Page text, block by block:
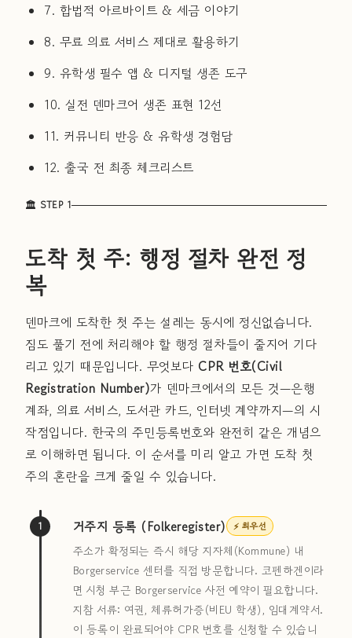
7. 합법적 아르바이트 & 세금 이야기
8. 무료 의료 서비스 제대로 활용하기
9. 유학생 필수 앱 & 디지털 생존 도구
10. 실전 덴마크어 생존 표현 12선
11. 커뮤니티 반응 & 유학생 경험담
12. 출국 전 최종 체크리스트
🏛 STEP 1
도착 첫 주: 행정 절차 완전 정
복
덴마크에 도착한 첫 주는 설레는 동시에 정신없습니다.
짐도 풀기 전에 처리해야 할 행정 절차들이 줄지어 기다
리고 있기 때문입니다. 무엇보다 CPR 번호(Civil
Registration Number)가 덴마크에서의 모든 것—은행
계좌, 의료 서비스, 도서관 카드, 인터넷 계약까지—의 시
작점입니다. 한국의 주민등록번호와 완전히 같은 개념으
로 이해하면 됩니다. 이 순서를 미리 알고 가면 도착 첫
주의 혼란을 크게 줄일 수 있습니다.
1 거주지 등록 (Folkeregister) ⚡ 최우선
주소가 확정되는 즉시 해당 지자체(Kommune) 내
Borgerservice 센터를 직접 방문합니다. 코펜하겐이라
면 시청 부근 Borgerservice 사전 예약이 필요합니다.
지참 서류: 여권, 체류허가증(비EU 학생), 임대계약서.
이 등록이 완료되어야 CPR 번호를 신청할 수 있습니